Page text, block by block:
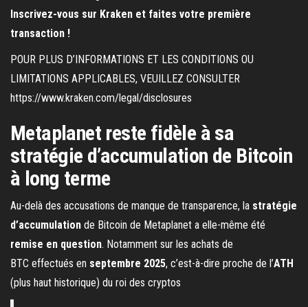
Inscrivez-vous sur Kraken et faites votre première
transaction !
POUR PLUS D’INFORMATIONS ET LES CONDITIONS OU
LIMITATIONS APPLICABLES, VEUILLEZ CONSULTER
https://www.kraken.com/legal/disclosures
Metaplanet reste fidèle à sa
stratégie d’accumulation de Bitcoin
à long terme
Au-delà des accusations de manque de transparence, la stratégie
d’accumulation de Bitcoin de Metaplanet a elle-même été
remise en question. Notamment sur les achats de
BTC effectués en septembre 2025, c’est-à-dire proche de l’ATH
(plus haut historique) du roi des cryptos